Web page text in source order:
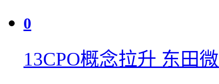
0
13CPO概念拉升 东田